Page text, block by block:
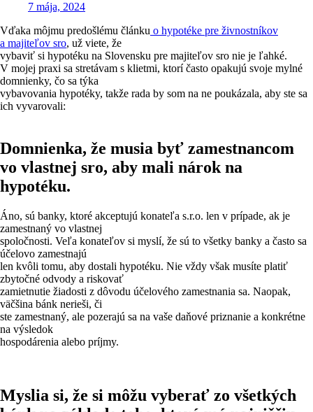
7 mája, 2024
Vďaka môjmu predošlému článku o hypotéke pre živnostníkov
a majiteľov sro, už viete, že
vybaviť si hypotéku na Slovensku pre majiteľov sro nie je ľahké.
V mojej praxi sa stretávam s klietmi, ktorí často opakujú svoje mylné
domnienky, čo sa týka
vybavovania hypotéky, takže rada by som na ne poukázala, aby ste sa
ich vyvarovali:
Domnienka, že musia byť zamestnancom
vo vlastnej sro, aby mali nárok na
hypotéku.
Áno, sú banky, ktoré akceptujú konateľa s.r.o. len v prípade, ak je
zamestnaný vo vlastnej
spoločnosti. Veľa konateľov si myslí, že sú to všetky banky a často sa
účelovo zamestnajú
len kvôli tomu, aby dostali hypotéku. Nie vždy však musíte platiť
zbytočné odvody a riskovať
zamietnutie žiadosti z dôvodu účelového zamestnania sa. Naopak,
väčšina bánk nerieši, či
ste zamestnaný, ale pozerajú sa na vaše daňové priznanie a konkrétne
na výsledok
hospodárenia alebo príjmy.
Myslia si, že si môžu vyberať zo všetkých